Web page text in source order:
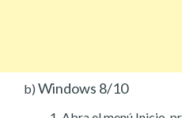
b) Windows 8/10